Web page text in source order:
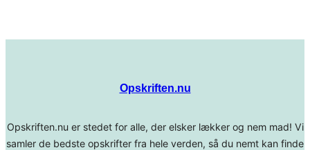
Opskriften.nu
Opskriften.nu er stedet for alle, der elsker lækker og nem mad! Vi
samler de bedste opskrifter fra hele verden, så du nemt kan finde